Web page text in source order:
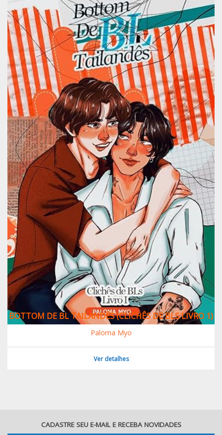
BOTTOM DE BL TAILANDÊS (CLICHÊS DE BLS LIVRO 1)
Paloma Myo
Ver detalhes
CADASTRE SEU E-MAIL E RECEBA NOVIDADES